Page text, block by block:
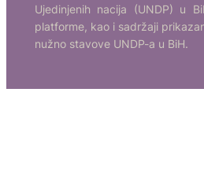
Ujedinjenih nacija (UNDP) u
platforme, kao i sadržaji
nužno stavove UNDP-a u BiH.